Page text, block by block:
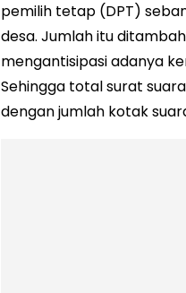
pemilih tetap (DPT)
desa. Jumlah itu
mengantisipasi adanya
Sehingga total surat
dengan jumlah kotak